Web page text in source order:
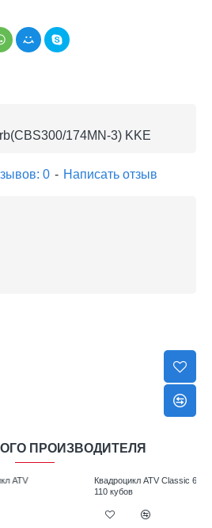
174MN-3) KKE
0 - Написать отзыв
ПРОИЗВОДИТЕЛЯ
ATV
Квадроцикл ATV Classic 6
110 кубов